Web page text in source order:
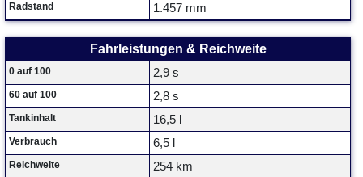
Radstand 1.457 mm
Fahrleistungen & Reichweite
0 auf 100 2,9 s
60 auf 100 2,8 s
Tankinhalt 16,5 l
Verbrauch 6,5 l
Reichweite 254 km